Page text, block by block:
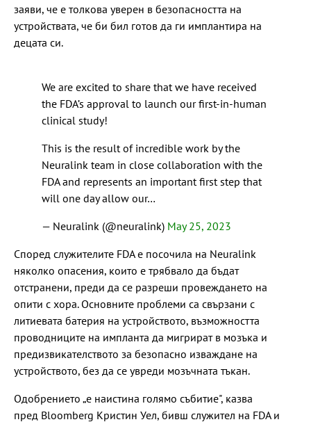
заяви, че е толкова уверен в безопасността на
устройствата, че би бил готов да ги имплантира на
децата си.
We are excited to share that we have received
the FDA’s approval to launch our first-in-human
clinical study!
This is the result of incredible work by the
Neuralink team in close collaboration with the
FDA and represents an important first step that
will one day allow our…
— Neuralink (@neuralink) May 25, 2023
Според служителите FDA е посочила на Neuralink
няколко опасения, които е трябвало да бъдат
отстранени, преди да се разреши провеждането на
опити с хора. Основните проблеми са свързани с
литиевата батерия на устройството, възможността
проводниците на импланта да мигрират в мозъка и
предизвикателството за безопасно изваждане на
устройството, без да се увреди мозъчната тъкан.
Одобрението „е наистина голямо събитие", казва
пред Bloomberg Кристин Уел, бивш служител на FDA и